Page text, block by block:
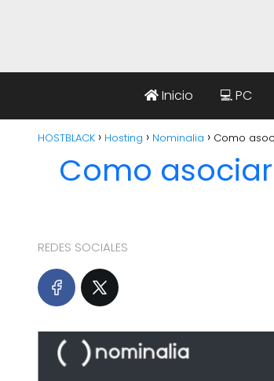
Inicio 💻 PC
HOSTBLACK Hosting Nominalia Como
Como
REDES SOCIALES